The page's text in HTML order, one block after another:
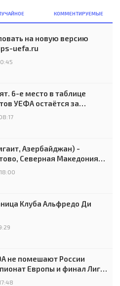
КОММЕНТИРУЕМЫЕ
на новую версию
uefa.ru
6-е место в таблице
УЕФА остаётся за
Азербайджан) -
Северная Македония) -
Клуба Альфредо Ди
не помешают России
Европы и финал Лиги